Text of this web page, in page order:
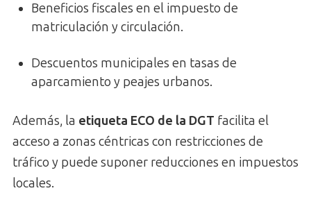
Beneficios fiscales en el impuesto de
matriculación y circulación.
Descuentos municipales en tasas de
aparcamiento y peajes urbanos.
Además, la etiqueta ECO de la DGT facilita el
acceso a zonas céntricas con restricciones de
tráfico y puede suponer reducciones en impuestos
locales.